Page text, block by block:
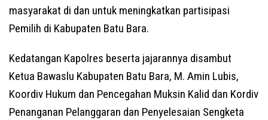
masyarakat di dan untuk meningkatkan partisipasi
Pemilih di Kabupaten Batu Bara.
Kedatangan Kapolres beserta jajarannya disambut
Ketua Bawaslu Kabupaten Batu Bara, M. Amin Lubis,
Koordiv Hukum dan Pencegahan Muksin Kalid dan Kordiv
Penanganan Pelanggaran dan Penyelesaian Sengketa